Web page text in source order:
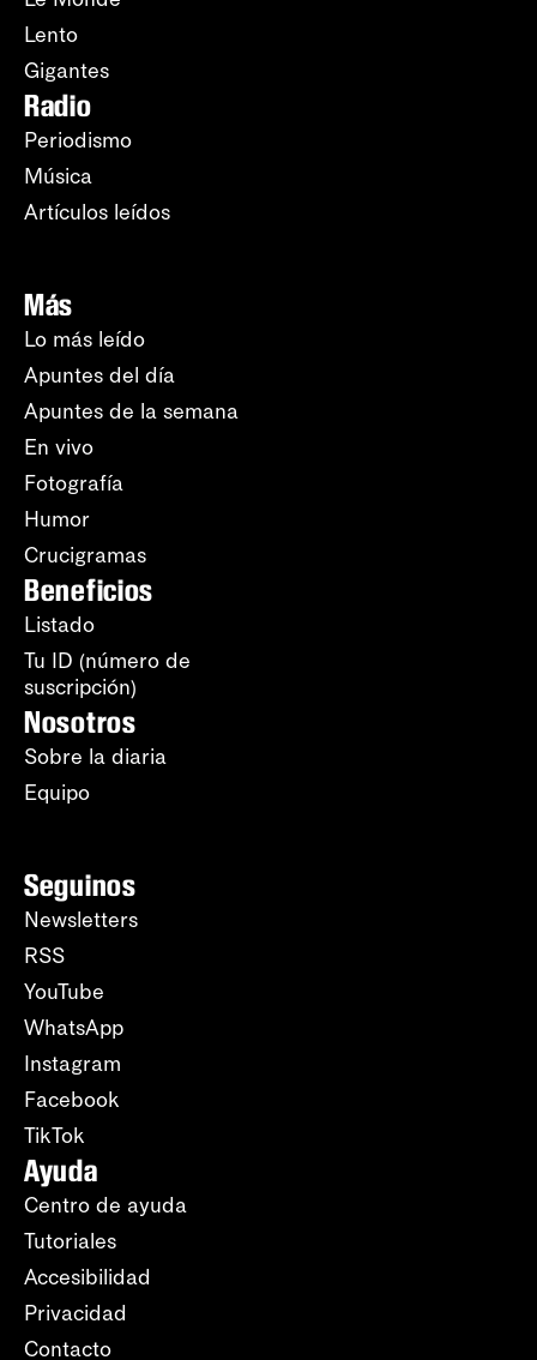
Lento
Gigantes
Radio
Periodismo
Música
Artículos leídos
Más
Lo más leído
Apuntes del día
Apuntes de la semana
En vivo
Fotografía
Humor
Crucigramas
Beneficios
Listado
Tu ID (número de
suscripción)
Nosotros
Sobre la diaria
Equipo
Seguinos
Newsletters
RSS
YouTube
WhatsApp
Instagram
Facebook
TikTok
Ayuda
Centro de ayuda
Tutoriales
Accesibilidad
Privacidad
Contacto